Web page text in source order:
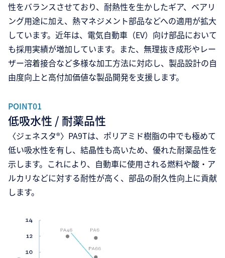
性をバランスさせており、耐熱性を生かしたギア、ベアリ
ング用途に加え、熱マネジメント部品などへの適用が拡大
しています。近年は、電気自動車（EV）向け部品において
も採用実績が増加しています。また、無理抜き成形やレー
ザー溶着接合など多様な加工方法に対応し、製品設計の自
由度向上と高付加価値な製品開発を支援します。
POINT01
低吸水性 / 耐薬品性
〈ジェネスタ®〉PA9Tは、ポリアミド樹脂の中でも極めて
低い吸水性を有し、結晶性も高いため、優れた耐薬品性を
示します。これにより、自動車に使用される燃料や酸・ア
ルカリなどに対する耐性が高く、部品の耐久性向上に貢献
します。